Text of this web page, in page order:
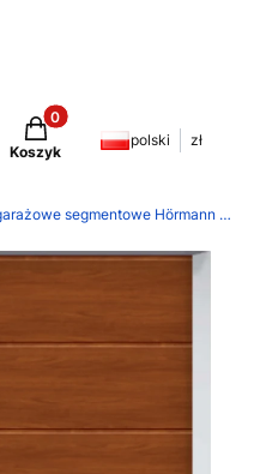
Produkty w koszyku: 0.
Koszyk
polski zł
Bramy garażowe segmentowe Hörmann LPU 42